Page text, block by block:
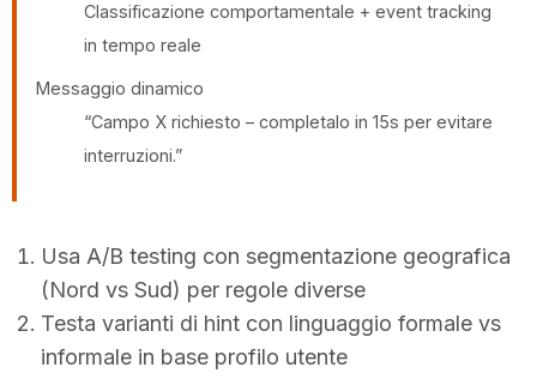
Classificazione comportamentale + event tracking
in tempo reale
Messaggio dinamico
“Campo X richiesto – completalo in 15s per evitare
interruzioni.”
Usa A/B testing con segmentazione geografica
(Nord vs Sud) per regole diverse
Testa varianti di hint con linguaggio formale vs
informale in base profilo utente